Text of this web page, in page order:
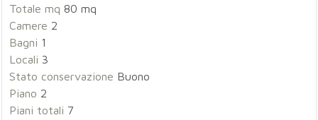
Totale mq 80 mq
Camere 2
Bagni 1
Locali 3
Stato conservazione Buono
Piano 2
Piani totali 7